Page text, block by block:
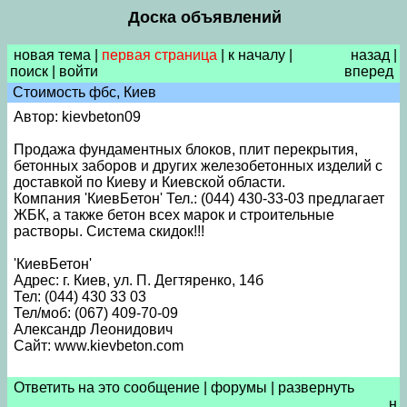
Доска объявлений
новая тема первая страница к началу
поиск
войти
назад
вперед
Стоимость фбс, Киев
Автор: kievbeton09
Продажа фундаментных блоков, плит перекрытия,
бетонных заборов и других железобетонных изделий с
доставкой по Киеву и Киевской области.
Компания 'КиевБетон' Тел.: (044) 430-33-03 предлагает
ЖБК, а также бетон всех марок и строительные
растворы. Система скидок!!!
'КиевБетон'
Адрес: г. Киев, ул. П. Дегтяренко, 14б
Тел: (044) 430 33 03
Тел/моб: (067) 409-70-09
Александр Леонидович
Сайт: www.kievbeton.com
Ответить на это сообщение форумы
развернуть
н